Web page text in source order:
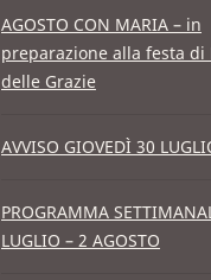
AGOSTO CON MARIA – in
preparazione alla festa di
delle Grazie
AVVISO GIOVEDÌ 30
PROGRAMMA
LUGLIO – 2 AGOSTO